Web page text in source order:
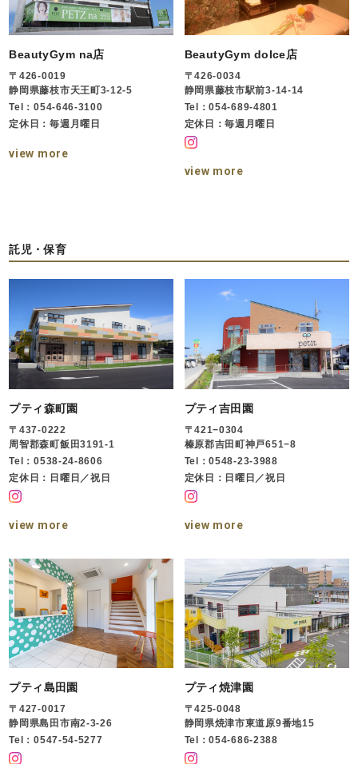
BeautyGym na店
〒426-0019
静岡県藤枝市天王町3-12-5
Tel：054-646-3100
定休日：毎週月曜日
view more
BeautyGym dolce店
〒426-0034
静岡県藤枝市駅前3-14-14
Tel：054-689-4801
定休日：毎週月曜日
view more
託児・保育
プティ森町園
〒437-0222
周智郡森町飯田3191-1
Tel：0538-24-8606
定休日：日曜日／祝日
view more
プティ吉田園
〒421−0304
榛原郡吉田町神戸651−8
Tel：0548-23-3988
定休日：日曜日／祝日
view more
プティ島田園
〒427-0017
静岡県島田市南2-3-26
Tel：0547-54-5277
プティ焼津園
〒425-0048
静岡県焼津市東道原9番地15
Tel：054-686-2388